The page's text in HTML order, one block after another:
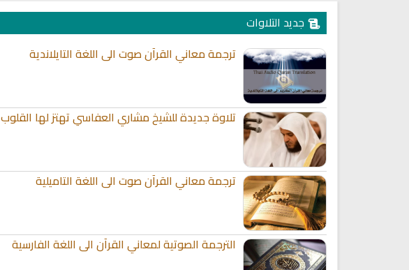
جديد التلاوات
ترجمة معاني القرآن صوت الى اللغة التايلاندية
تلاوة جديدة للشيخ مشاري العفاسي تهتز لها القلوب
ترجمة معاني القرآن صوت الى اللغة التاميلية
الترجمة الصوتية لمعاني القرآن الى اللغة الفارسية